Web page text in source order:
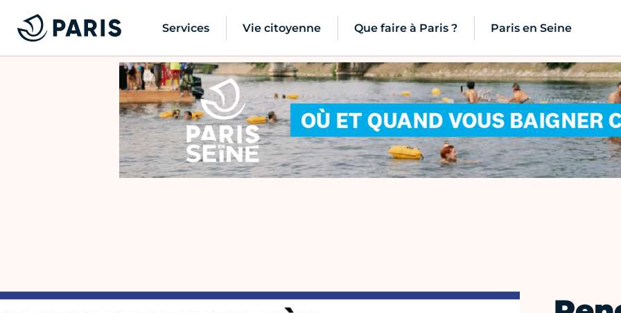
Services Vie citoyenne Que faire à Paris ? Paris en Seine